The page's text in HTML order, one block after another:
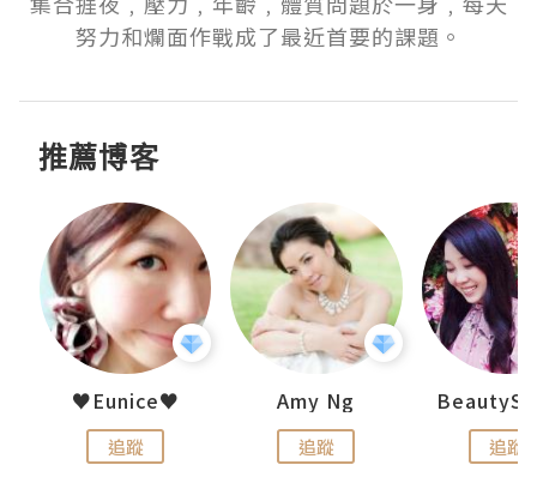
努力和爛面作戰成了最近首要的課題。
推薦博客
♥Eunice♥
追蹤
Amy Ng
追蹤 追蹤